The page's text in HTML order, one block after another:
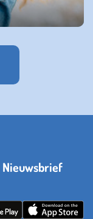
Nieuwsbrief